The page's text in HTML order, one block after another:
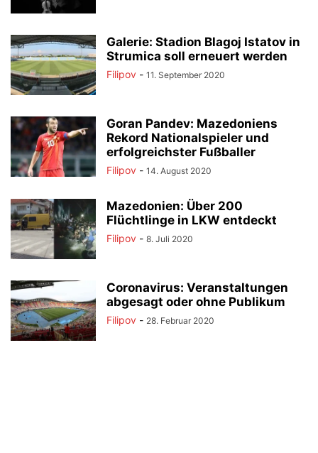
Galerie: Stadion Blagoj Istatov in
Strumica soll erneuert werden
Filipov - 11. September 2020
Goran Pandev: Mazedoniens
Rekord Nationalspieler und
erfolgreichster Fußballer
Filipov - 14. August 2020
Mazedonien: Über 200
Flüchtlinge in LKW entdeckt
Filipov - 8. Juli 2020
Coronavirus: Veranstaltungen
abgesagt oder ohne Publikum
Filipov - 28. Februar 2020